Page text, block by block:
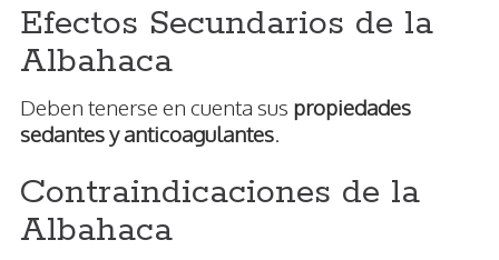
Efectos Secundarios de la
Albahaca
Deben tenerse en cuenta sus propiedades
sedantes y anticoagulantes
Contraindicaciones de la
Albahaca